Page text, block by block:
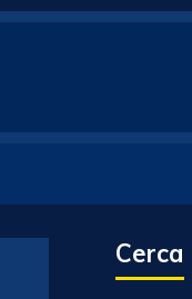
Cerca